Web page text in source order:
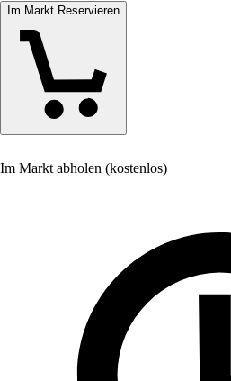
Im Markt Reservieren
Im Markt abholen (kostenlos)